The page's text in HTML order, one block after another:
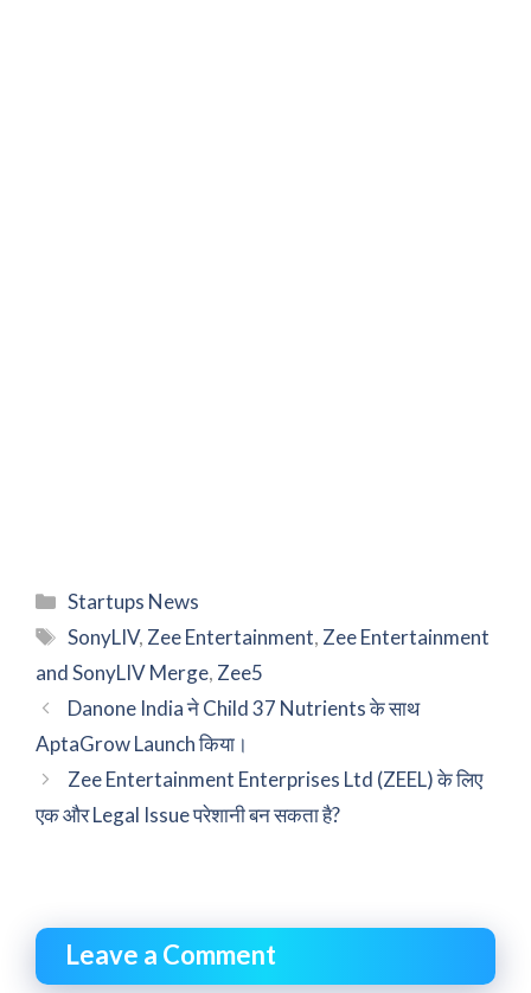
Categories
Startups News
Tags
SonyLIV, Zee Entertainment, Zee Entertainment
and SonyLIV Merge, Zee5
Danone India ने Child 37 Nutrients के साथ
AptaGrow Launch किया।
Zee Entertainment Enterprises Ltd (ZEEL) के लिए
एक और Legal Issue परेशानी बन सकता है?
Leave a Comment